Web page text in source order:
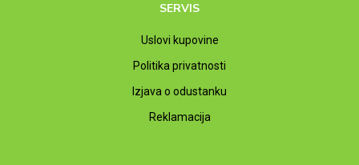
SERVIS
Uslovi kupovine
Politika privatnosti
Izjava o odustanku
Reklamacija